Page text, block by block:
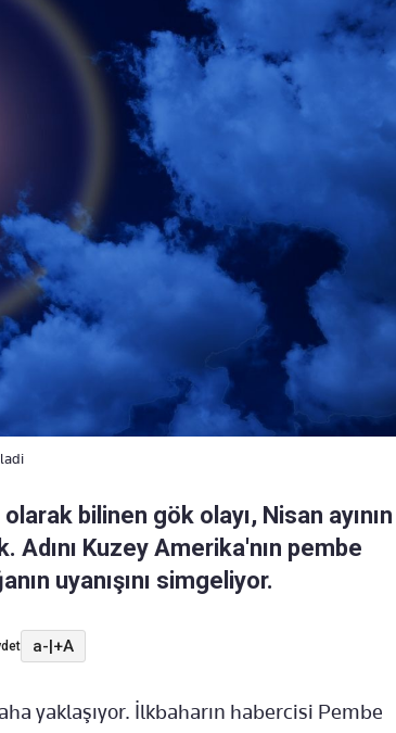
bilinen gök olayı, Nisan ayının
Kuzey Amerika'nın pembe
uyanışını simgeliyor.
a-|+A
yaklaşıyor. İlkbaharın habercisi Pembe